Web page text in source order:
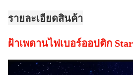
รายละเอียดสินค้า
ฝ้าเพดานไฟเบอร์ออปติก Star